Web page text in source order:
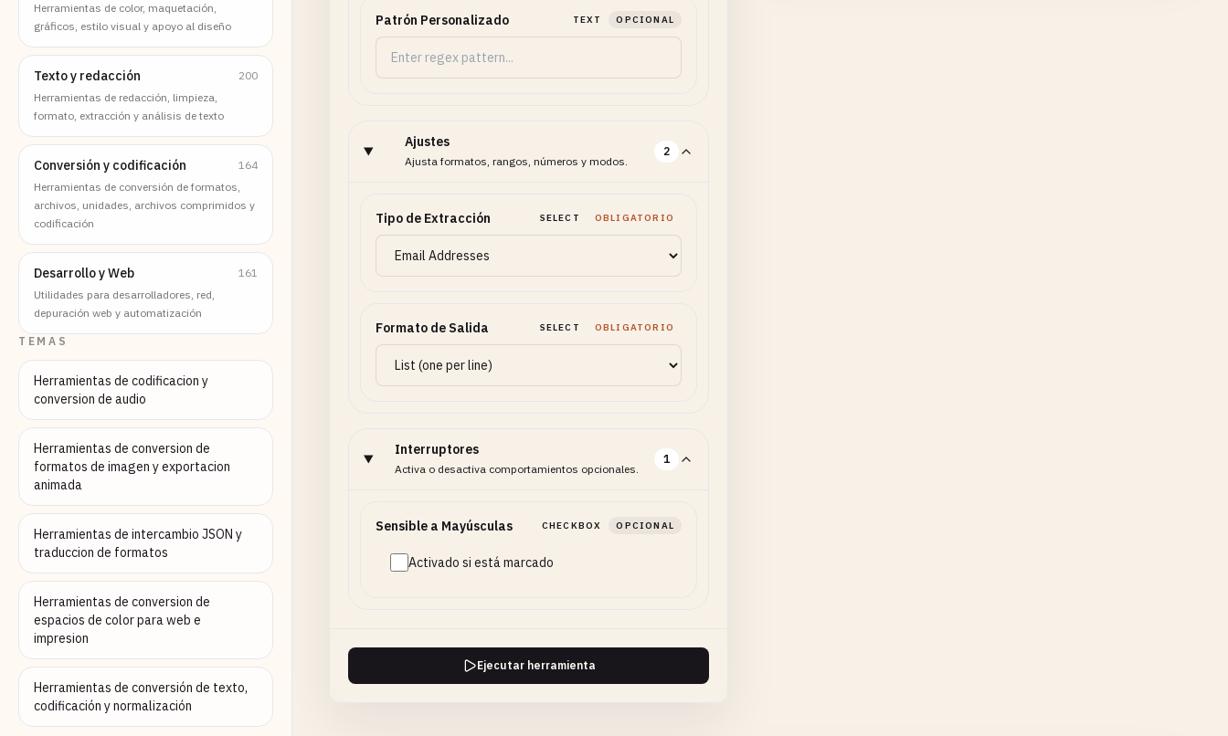
Herramientas de color, maquetación,
gráficos, estilo visual y apoyo al diseño
Texto y redacción
200
Herramientas de redacción, limpieza,
formato, extracción y análisis de texto
Conversión y codificación
164
Herramientas de conversión de formatos,
archivos, unidades, archivos comprimidos y
codificación
Desarrollo y Web
161
Utilidades para desarrolladores, red,
depuración web y automatización
TEMAS
Herramientas de codificacion y
conversion de audio
Herramientas de conversion de
formatos de imagen y exportacion
animada
Herramientas de intercambio JSON y
traduccion de formatos
Herramientas de conversion de
espacios de color para web e
impresion
Herramientas de conversión de texto,
codificación y normalización
Patrón Personalizado TEXT OPCIONAL
Ajustes
Ajusta formatos, rangos, números y modos.
2
Tipo de Extracción SELECT OBLIGATORIO
Formato de Salida SELECT OBLIGATORIO
Interruptores
Activa o desactiva comportamientos opcionales.
1
Sensible a Mayúsculas CHECKBOX OPCIONAL
Activado si está marcado
Ejecutar herramienta